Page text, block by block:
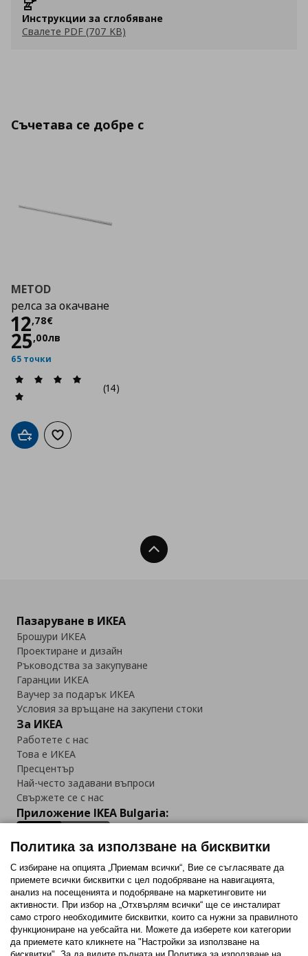
Инструкции за сглобяване
Свалете PDF (707 KB)
Съчетава се добре с
METOD
релса за окачване
12,78€
Цена
25,00лв
65 точки
(14)
Добави в кошницата
Добави към списъка с любими
Нагоре
Пазаруване в ИКЕА
Брошури ИКЕА
Проектиране и дизайн
Ръководства за закупуване
Гаранции ИКЕА
Ваучер за подарък ИКЕА
Условия за връщане на закупени стоки
За ИКЕА
Работете с нас
Това е ИКЕА
Пресцентър
Най-често задавани въпроси
Свържете се с нас
Приложение IKEA Bulgaria:
Последвайте ни:
FacebookTwitterYoutubePinterestInstagram
Политика за използване на бисквитки
С избиране на опцията „Приемам всички“, Вие се съгласявате да
приемете всички бисквитки с цел подобряване на навигацията,
анализ на посещенията и подобряване на маркетинговите ни
активности. При избор на „Отхвърлям всички“ ще се инсталират
само строго необходимитe бисквитки, които са нужни за правилното
функциониране на уебсайта ни. Можете да изберете кои категории
да приемете като кликнете на "Настройки за използване на